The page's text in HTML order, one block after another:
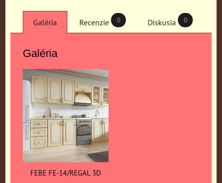
Galéria Recenzie 0 Diskusia 0
Galéria
FEBE FE-14/REGAL 3D